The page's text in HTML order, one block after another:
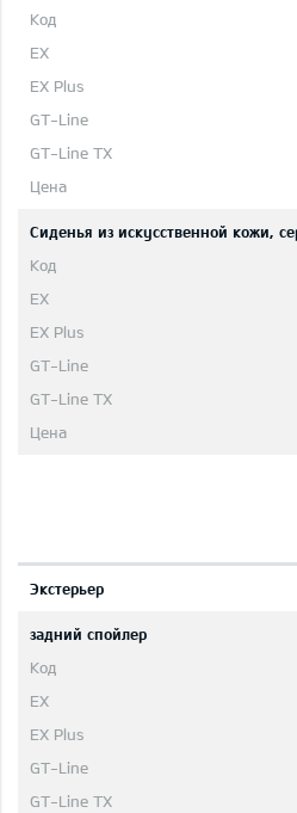
Сиденья из искусственной кожи,
Экстерьер
задний спойлер